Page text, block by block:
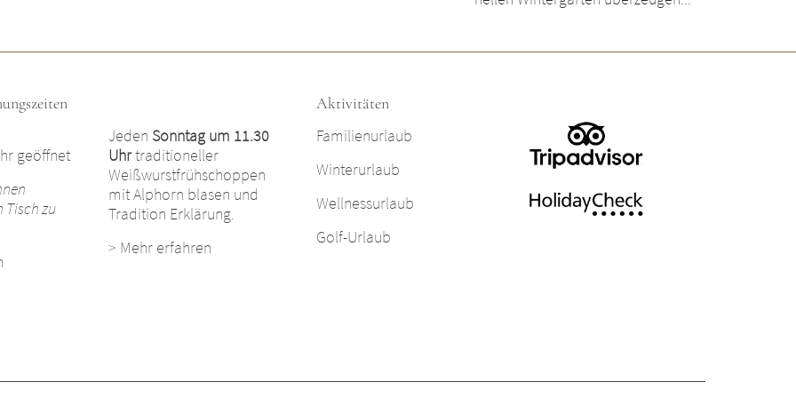
geöffnet
Tisch zu
Jeden Sonntag um 11.30
Uhrtraditioneller
Weißwurstfrühschoppen
mit Alphorn blasen und
Tradition Erklärung.
> Mehr erfahren
Aktivitäten
Familienurlaub
Winterurlaub
Wellnessurlaub
Golf-Urlaub